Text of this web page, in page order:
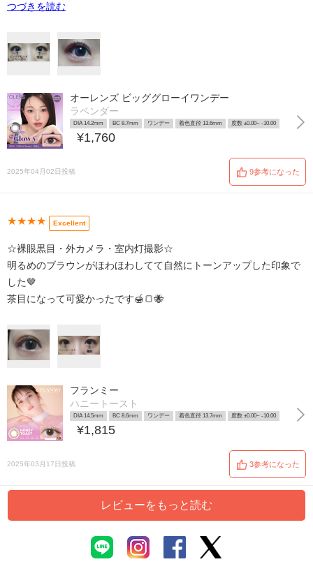
つづきを読む
オーレンズ ビッググローイワンデー
ラベンダー
DIA 14.2mm BC 8.7mm ワンデー 着色直径 13.6mm 度数 ±0.00~ -10.00
¥1,760
2025年04月02日投稿 9参考になった
★★★★ Excellent
☆裸眼黒目・外カメラ・室内灯撮影☆
明るめのブラウンがほわほわしてて自然にトーンアップした印象で
した🤎
茶目になって可愛かったです🍯🍞🐝
フランミー
ハニートースト
DIA 14.5mm BC 8.6mm ワンデー 着色直径 13.7mm 度数 ±0.00~ -10.00
¥1,815
2025年03月17日投稿 3参考になった
レビューをもっと読む